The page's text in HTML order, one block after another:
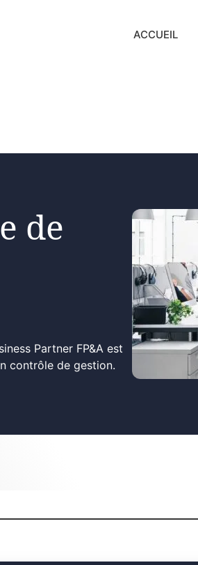
ACCUEIL
de
Partner FP&A est
contrôle de gestion.